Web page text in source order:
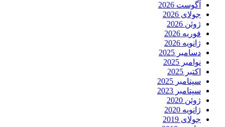
آگوست 2026
جولای 2026
ژوئن 2026
فوریه 2026
ژانویه 2026
دسامبر 2025
نوامبر 2025
اکتبر 2025
سپتامبر 2025
سپتامبر 2023
ژوئن 2020
ژانویه 2020
جولای 2019